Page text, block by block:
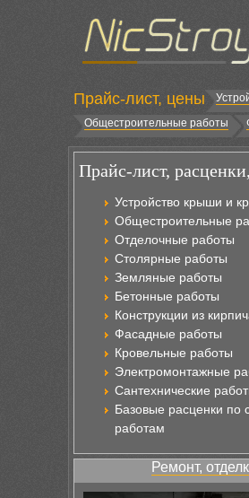
Прайс-лист, цены
Общестроительные работы
Прайс-лист,
Устройство крыши и
Общестроительные
Отделочные работы
Столярные работы
Земляные работы
Бетонные работы
Конструкции из
Фасадные работы
Кровельные работы
Электромонтажные
Сантехнические
Базовые расценки по
работам
Ремонт,